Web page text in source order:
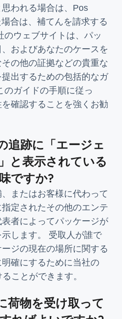
われる場合は、Pos
合は、補てんを請求する
のウェブサイトは、パッ
およびあなたのケースを
の他の証拠などの貴重な
出するための包括的なガ
のガイドの手順に従っ
確認することを強くお勧
追跡に「エージェ
と表示されている
ですか?
またはお客様に代わって
定されたその他のエンテ
者によってパッケージが
します。 受取人が誰で
ジの現在の場所に関する
確にするために当社の
ことができます。
荷物を受け取って